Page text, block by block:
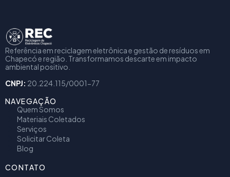
Referência em reciclagem eletrônica e gestão de resíduos em
Chapecó e região. Transformamos descarte em impacto
ambiental positivo.
CNPJ: 20.224.115/0001-77
NAVEGAÇÃO
Quem Somos
Materiais Coletados
Serviços
Solicitar Coleta
Blog
CONTATO